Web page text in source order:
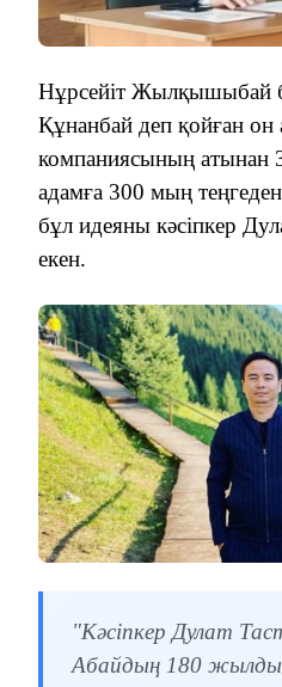
Нұрсейіт Жылқышыбай
Құнанбай деп қойған он
компаниясының атынан
адамға 300 мың
бұл идеяны кәсіпкер
екен.
"Кәсіпкер Дулат
Абайдың 180